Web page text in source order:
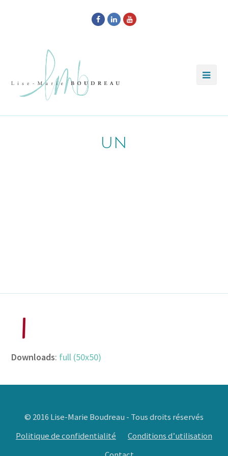
Facebook
LinkedInYoutube
un
Downloads: full (50x50)
© 2016 Lise-Marie Boudreau - Tous droits réservés
Politique de confidentialité
Conditions d’utilisation